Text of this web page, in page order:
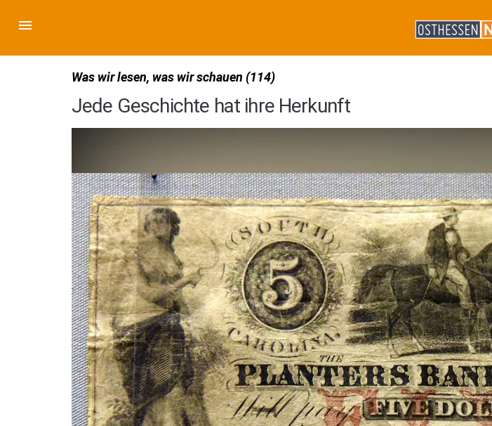
Was wir lesen, was wir schauen (114)
Jede Geschichte hat ihre Herkunft